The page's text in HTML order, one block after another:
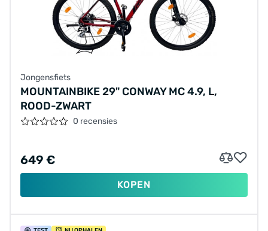
Jongensfiets
MOUNTAINBIKE 29" CONWAY MC 4.9, L,
ROOD-ZWART
0 recensies
649 €
KOPEN